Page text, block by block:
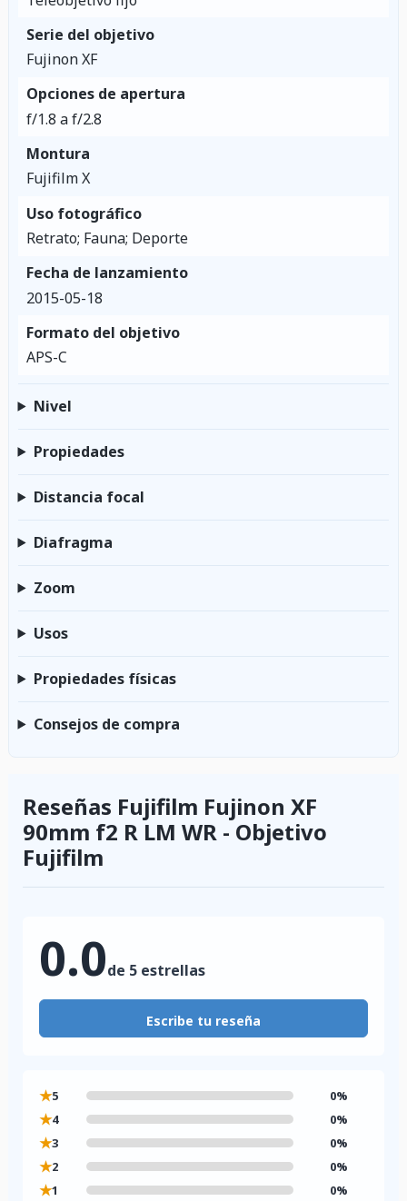
Serie del objetivo
Fujinon XF
Opciones de apertura
f/1.8 a f/2.8
Montura
Fujifilm X
Uso fotográfico
Retrato; Fauna; Deporte
Fecha de lanzamiento
2015-05-18
Formato del objetivo
APS-C
Nivel
Propiedades
Distancia focal
Diafragma
Zoom
Usos
Propiedades físicas
Consejos de compra
Reseñas Fujifilm Fujinon XF
90mm f2 R LM WR - Objetivo
Fujifilm
0.0de 5 estrellas
Escribe tu reseña
★5 0%
★4 0%
★3 0%
★2 0%
★1 0%